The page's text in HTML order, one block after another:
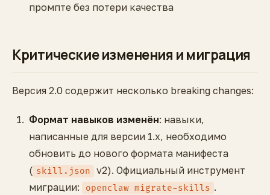
промпте без потери качества
Критические изменения и миграция
Версия 2.0 содержит несколько breaking changes:
Формат навыков изменён: навыки,
написанные для версии 1.x, необходимо
обновить до нового формата манифеста
( skill.json
v2). Официальный инструмент
миграции:
openclaw migrate-skills .